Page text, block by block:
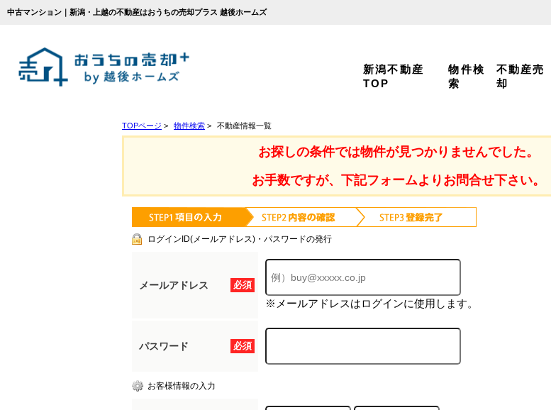
中古マンション｜新潟・上越の不動産はおうちの売却プラス 越後ホームズ
新潟不動産
TOP
物件検
索
不動産売
却
TOPページ > 物件検索 > 不動産情報一覧
お探しの条件では物件が見つかりませんでした。
お手数ですが、下記フォームよりお問合せ下さい。
ログインID(メールアドレス)・パスワードの発行
必須
メールアドレス
※メールアドレスはログインに使用します。
必須
パスワード
お客様情報の入力